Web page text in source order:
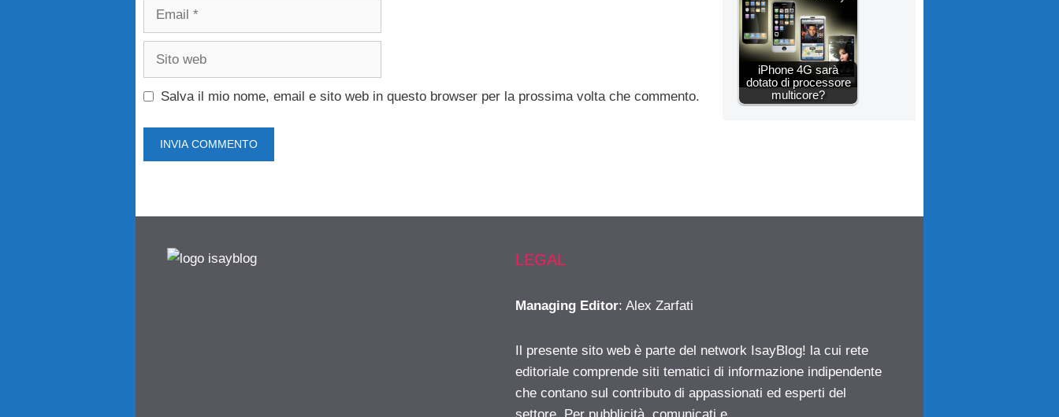
Email
Sito
Salva il mio nome, email e sito web in questo browser per la prossima volta che commento.
iPhone 4G sarà
dotato di processore
multicore?
LEGAL
Managing Editor: Alex Zarfati
Il presente sito web è parte del network IsayBlog! la cui rete
editoriale comprende siti tematici di informazione indipendente
che contano sul contributo di appassionati ed esperti del
settore. Per pubblicità, comunicati e